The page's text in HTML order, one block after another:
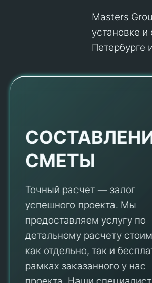
Masters
установке
Петербурге
СМЕТЫ
Точный расчет — залог
успешного проекта. Мы
предоставляем услугу по
детальному расчету
как отдельно, так и
рамках заказанного у нас